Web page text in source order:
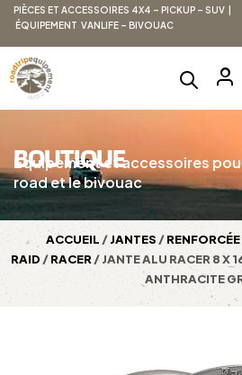
PIÈCES ET ACCESSOIRES 4X4 – PICKUP – SUV |
ÉQUIPEMENT VANLIFE – BIVOUAC
BOUTIQUE
Équipement et accessoires
road et le bivouac
ACCUEIL /JANTES /
RAID /RACER / JANTE ALU RACER 8 X
ANTHRACITE